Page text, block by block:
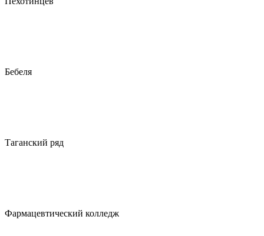
Бебеля
Таганский ряд
Фармацевтический колледж